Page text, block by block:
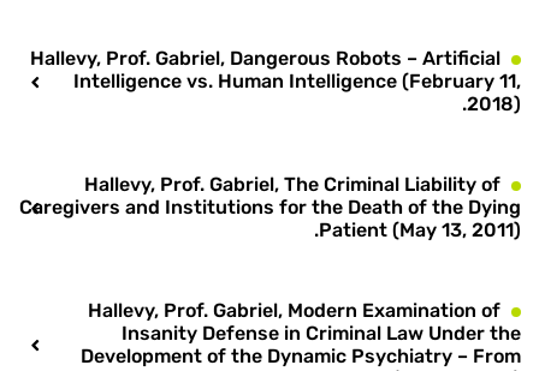
Hallevy, Prof. Gabriel, Dangerous Robots – Artificial
Intelligence vs. Human Intelligence (February 11,
2018).
Hallevy, Prof. Gabriel, The Criminal Liability of
Caregivers and Institutions for the Death of the Dying
Patient (May 13, 2011).
Hallevy, Prof. Gabriel, Modern Examination of
Insanity Defense in Criminal Law Under the
Development of the Dynamic Psychiatry – From